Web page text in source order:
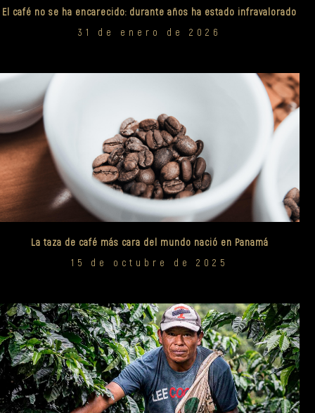
El café no se ha encarecido: durante años ha estado infravalorado
31 de enero de 2026
La taza de café más cara del mundo nació en Panamá
15 de octubre de 2025